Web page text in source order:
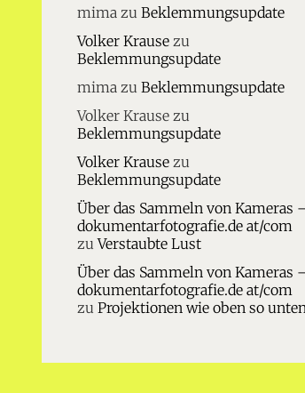
mimazu Beklemmungsupdate
Volker Krausezu
Beklemmungsupdate
mimazu Beklemmungsupdate
Volker Krausezu
Beklemmungsupdate
Volker Krausezu
Beklemmungsupdate
Über das Sammeln von Kameras
dokumentarfotografie.de at/com
zuVerstaubte Lust
Über das Sammeln von Kameras
dokumentarfotografie.de at/com
zu Projektionen wie oben so